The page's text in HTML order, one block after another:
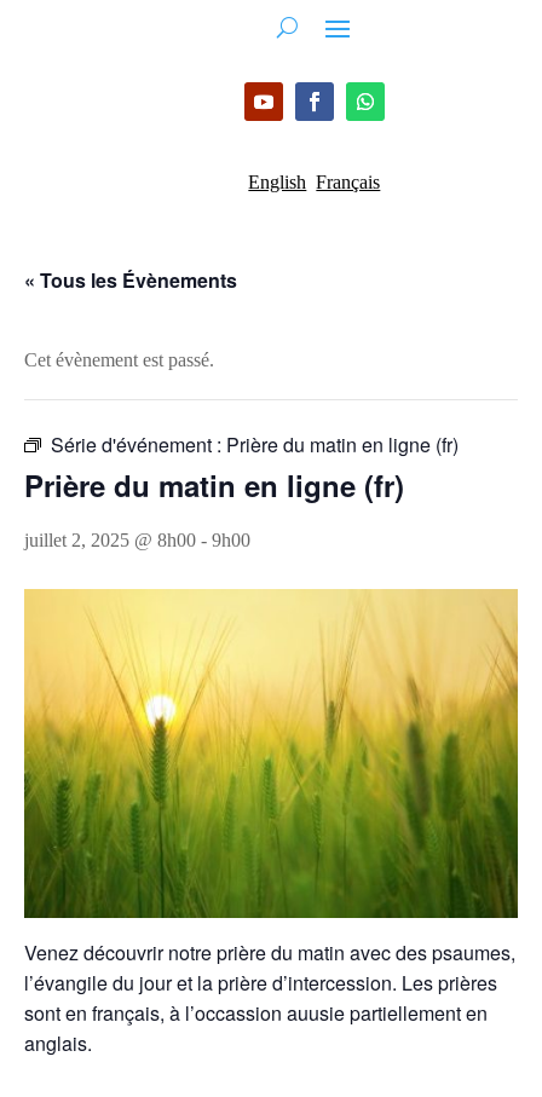
English Français
« Tous les Évènements
Cet évènement est passé.
Série d'événement : Prière du matin en ligne (fr)
Prière du matin en ligne (fr)
juillet 2, 2025 @ 8h00 - 9h00
Venez découvrir notre prière du matin avec des psaumes,
l’évangile du jour et la prière d’intercession. Les prières
sont en français, à l’occassion auusie partiellement en
anglais.